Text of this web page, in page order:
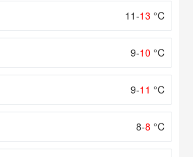
11-13 °C
9-10 °C
9-11 °C
8-8 °C